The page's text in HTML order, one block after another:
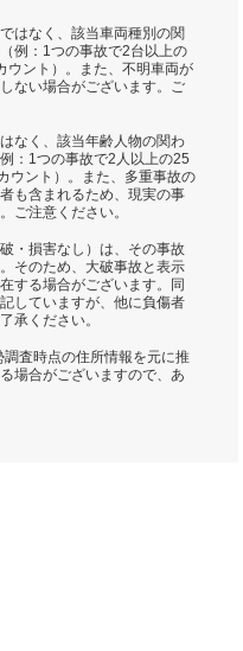
はなく、該当車両種別の関
例：1つの事故で2台以上の
ウント）。また、不明車両が
ない場合がございます。ご
なく、該当年齢人物の関わ
：1つの事故で2人以上の25
ウント）。また、多重事故の
も含まれるため、現実の事
ご注意ください。
・損害なし）は、その事故
そのため、大破事故と表示
する場合がございます。同
していますが、他に負傷者
承ください。
査時点の住所情報を元に推
場合がございますので、あ